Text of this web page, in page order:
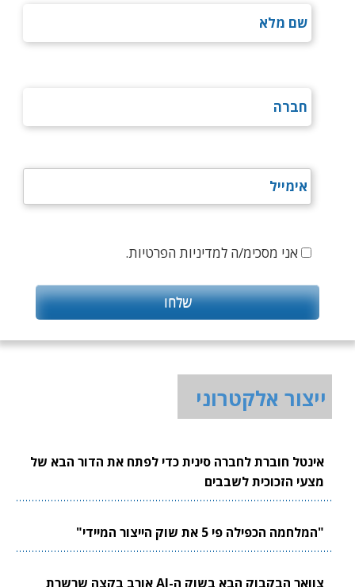
אני מסכימ/ה למדיניות הפרטיות.
ייצור אלקטרוני
אינטל חוברת לחברה סינית כדי לפתח את הדור הבא של
מצעי הזכוכית לשבבים
"המלחמה הכפילה פי 5 את שוק הייצור המיידי"
צוואר הבקבוק הבא בשוק ה-AI אורב בקצה שרשרת